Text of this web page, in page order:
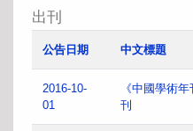
出刊
公告日期 中文標題
2016-10-
01
《中國學術
刊